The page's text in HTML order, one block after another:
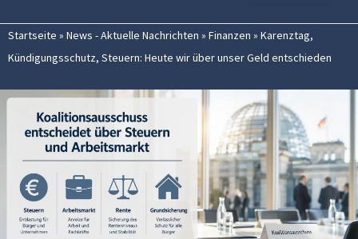
Startseite » News - Aktuelle Nachrichten » Finanzen » Karenztag,
Kündigungsschutz, Steuern: Heute wir über unser Geld entschieden